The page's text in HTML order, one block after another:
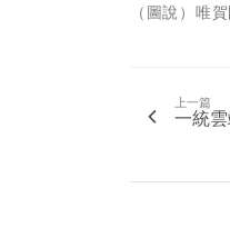
（圖說）唯
上一篇
一統